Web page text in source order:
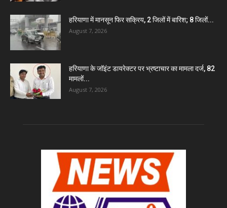
हरियाणा में मानसून फिर सक्रिय, 2 जिलों में बारिश; 8 जिलों...
August 7, 2026
हरियाणा के जॉइंट डायरेक्टर पर भ्रष्टाचार का मामला दर्ज, 82
मामलों...
August 7, 2026